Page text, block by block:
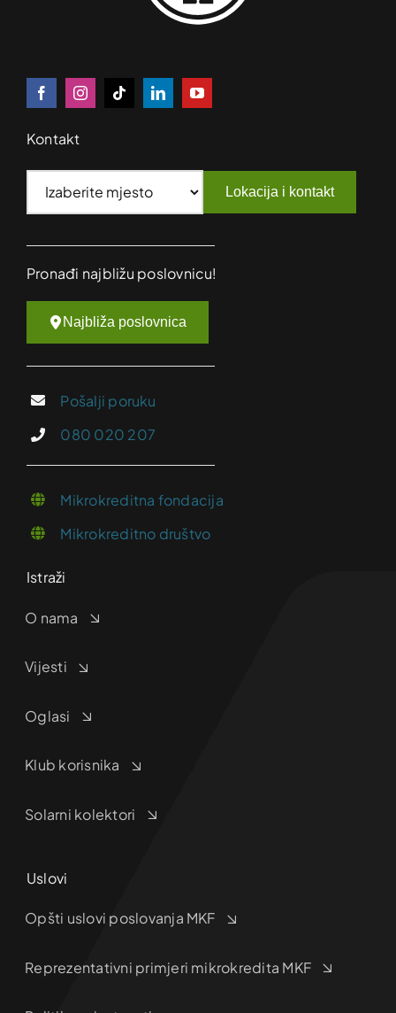
Kontakt
Lokacija i kontakt
Pronađi najbližu poslovnicu!
Najbliža poslovnica
Pošalji poruku
080 020 207
Mikrokreditna fondacija
Mikrokreditno društvo
Istraži
O nama
Vijesti
Oglasi
Klub korisnika
Solarni kolektori
Uslovi
Opšti uslovi poslovanja MKF
Reprezentativni primjeri mikrokredita MKF